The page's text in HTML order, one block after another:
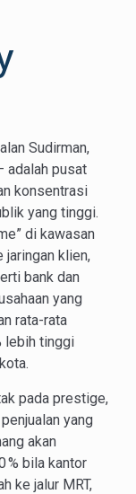
Sudirman,
adalah pusat
konsentrasi
yang tinggi.
di kawasan
klien,
bank dan
yang
rata-rata
lebih tinggi
pada prestige,
yang
akan
% bila kantor
ke jalur MRT,